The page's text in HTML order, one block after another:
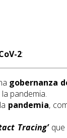
2:
gobernanza
pandemia.
pandemia,
Tracing’que